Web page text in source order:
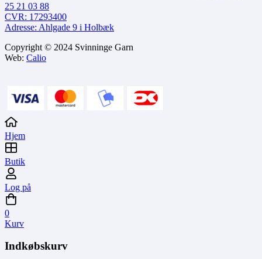
25 21 03 88
CVR: 17293400
Adresse: Ahlgade 9 i Holbæk
Copyright © 2024 Svinninge Garn
Web: Calio
Hjem
Butik
Log på
0
Kurv
Indkøbskurv